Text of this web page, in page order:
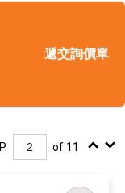
遞交詢價單
P. of 11